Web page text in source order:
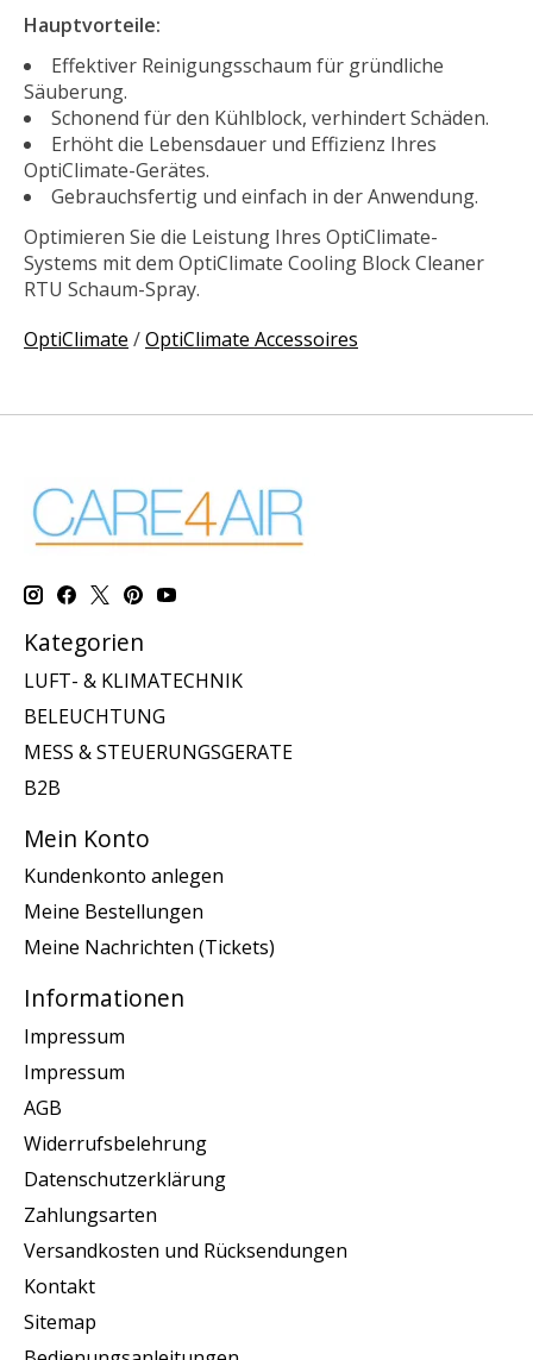
Hauptvorteile:
Effektiver Reinigungsschaum für gründliche
Säuberung.
Schonend für den Kühlblock, verhindert Schäden.
Erhöht die Lebensdauer und Effizienz Ihres
OptiClimate-Gerätes.
Gebrauchsfertig und einfach in der Anwendung.
Optimieren Sie die Leistung Ihres OptiClimate-
Systems mit dem OptiClimate Cooling Block Cleaner
RTU Schaum-Spray.
OptiClimate /OptiClimate Accessoires
Kategorien
LUFT- & KLIMATECHNIK
BELEUCHTUNG
MESS & STEUERUNGSGERATE
B2B
Mein Konto
Kundenkonto anlegen
Meine Bestellungen
Meine Nachrichten (Tickets)
Informationen
Impressum
Impressum
AGB
Widerrufsbelehrung
Datenschutzerklärung
Zahlungsarten
Versandkosten und Rücksendungen
Kontakt
Sitemap